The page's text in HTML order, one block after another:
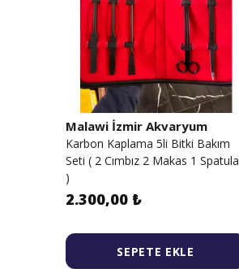
Malawi İzmir Akvaryum
Karbon Kaplama 5li Bitki Bakım
Seti ( 2 Cımbız 2 Makas 1 Spatula
)
2.300,00 ₺
SEPETE EKLE